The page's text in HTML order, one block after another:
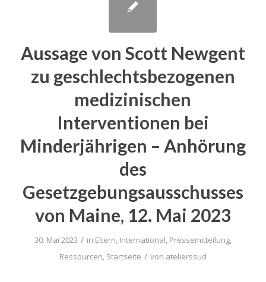
Aussage von Scott Newgent
zu geschlechtsbezogenen
medizinischen
Interventionen bei
Minderjährigen – Anhörung
des
Gesetzgebungsausschusses
von Maine, 12. Mai 2023
30. Mai 2023 / in Eltern, International, Pressemitteilung,
Ressourcen, Startseite / von atelierssud